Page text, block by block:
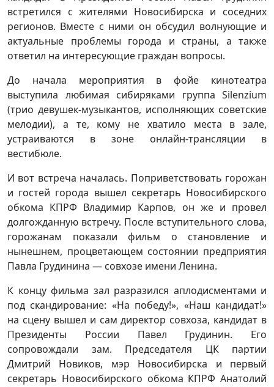
встретился с жителями Новосибирска и соседних
регионов. Вместе с ними он обсудил волнующие и
актуальные проблемы города и страны, а также
ответил на интересующие граждан вопросы.
До начала мероприятия в фойе кинотеатра
выступила любимая сибиряками группа Silenzium
(трио девушек-музыкантов, исполняющих советские
мелодии), а те, кому не хватило места в зале,
устраиваются в зоне онлайн-трансляции в
вестибюле.
И вот встреча началась. Поприветствовать горожан
и гостей города вышел секретарь Новосибирского
обкома КПРФ Владимир Карпов, он же и провел
долгожданную встречу. После вступительного слова,
горожанам показали фильм о становление и
нынешнем, процветающем состоянии предприятия
Павла Грудинина — совхозе имени Ленина.
К концу фильма зал разразился аплодисментами и
под скандирование: «На победу!», «Наш кандидат!»
на сцену вышел и сам директор совхоза, кандидат в
Президенты России Павел Грудинин. Его
сопровождали зам. Председателя ЦК партии
Дмитрий Новиков, мэр Новосибирска и первый
секретарь Новосибирского обкома КПРФ Анатолий